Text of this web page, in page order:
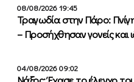
08/08/2026 19:45
Τραγωδία στην Πάρο:
– Προσήχθησαν γονείς και
04/08/2026 09:02